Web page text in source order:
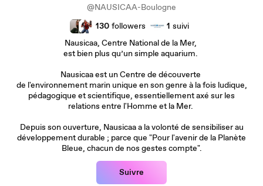
@NAUSICAA-Boulogne
130 followers 1 suivi
Nausicaa, Centre National de la Mer,
est bien plus qu’un simple aquarium.
Nausicaa est un Centre de découverte
de l'environnement marin unique en son genre à la fois ludique,
pédagogique et scientifique, essentiellement axé sur les
relations entre l'Homme et la Mer.
Depuis son ouverture, Nausicaa a la volonté de sensibiliser au
développement durable ; parce que "Pour l'avenir de la Planète
Bleue, chacun de nos gestes compte".
Suivre